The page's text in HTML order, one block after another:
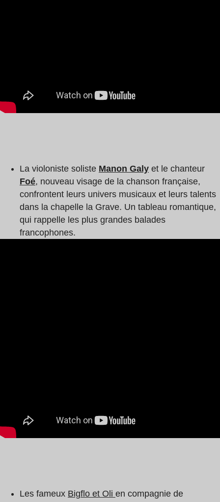
La violoniste soliste Manon Galy et le chanteur
Foé, nouveau visage de la chanson française,
confrontent leurs univers musicaux et leurs talents
dans la chapelle la Grave. Un tableau romantique,
qui rappelle les plus grandes balades
francophones.
Les fameux Bigflo et Oli en compagnie de